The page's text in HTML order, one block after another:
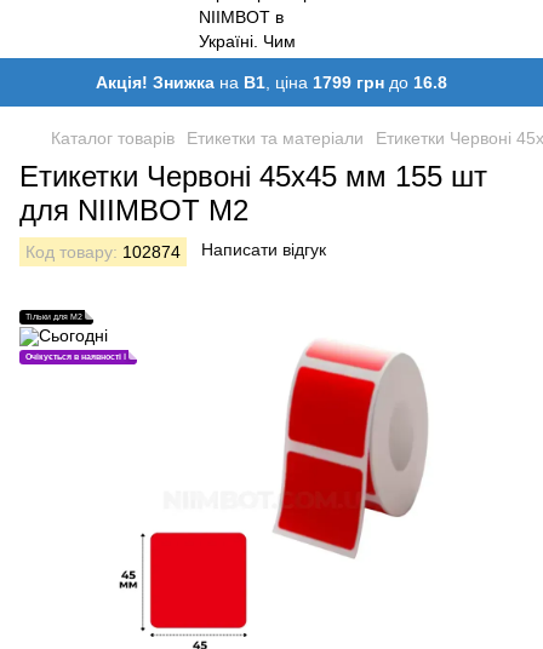
Акція! Знижка на B1 , ціна 1799 грн до 16.8
Каталог товарів Етикетки та матеріали Етикетки Червоні
Етикетки Червоні 45х45 мм 155 шт
для NIIMBOT M2
Код товару: 102874 Написати відгук
Тільки для M2
Очікується в наявності ℹ️